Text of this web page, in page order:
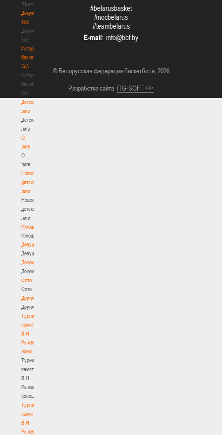
"Палова"
Документы
3х3
Документы
3х3
История
баскетбола
3х3
История
баскетбола
3х3
Детская
лига
Детская
лига
О
лиге
О
лиге
Новости
детской
лиги
Новости
детской
лиги
Юноши
Юноши
Девушки
Девушки
Документы
Документы
Фото
Фото
Другие
Другие
Турнир
памяти
В.Н.
Рыженкова
(юноши)
Турнир
памяти
В.Н.
Рыженкова
(юноши)
Турнир
памяти
В.Н.
Рыженкова
#belarusbasket
#nocbelarus
#teambelarus
E-mail:
© Белорусская федерация баскетбола, 2026
Разработка сайта ITG-SOFT </>